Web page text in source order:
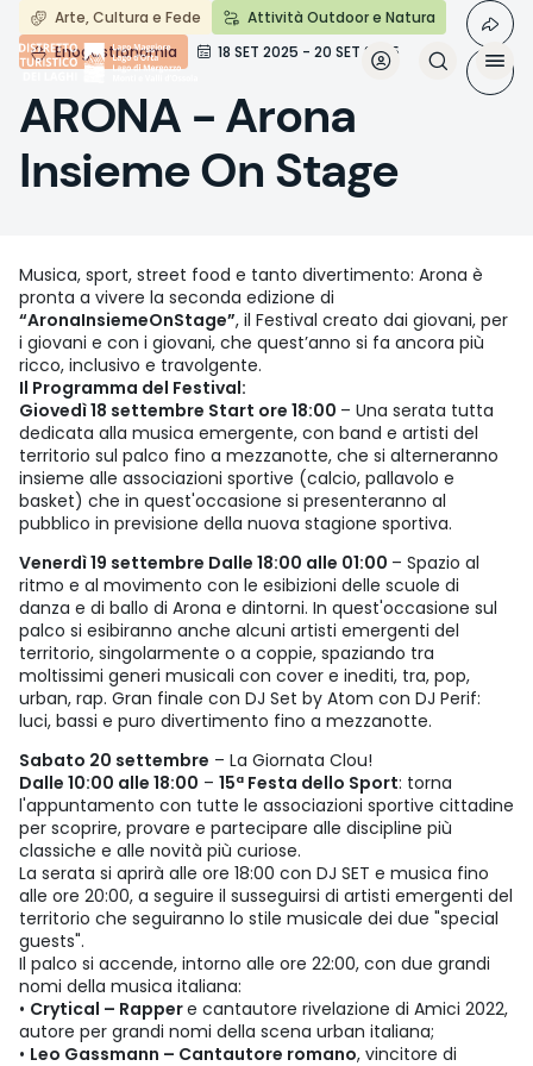
Aller
au
contenu
Arte, Cultura e Fede
Attività Outdoor e Natura
Enogastronomia
18 SET 2025 - 20 SET 2025
ARONA - Arona
Insieme On Stage
Musica, sport, street food e tanto divertimento: Arona è
pronta a vivere la seconda edizione di
“AronaInsiemeOnStage”, il Festival creato dai giovani, per
i giovani e con i giovani, che quest’anno si fa ancora più
ricco, inclusivo e travolgente.
Il Programma del Festival:
Giovedì 18 settembre Start ore 18:00 – Una serata tutta
dedicata alla musica emergente, con band e artisti del
territorio sul palco fino a mezzanotte, che si alterneranno
insieme alle associazioni sportive (calcio, pallavolo e
basket) che in quest'occasione si presenteranno al
pubblico in previsione della nuova stagione sportiva.
Venerdì 19 settembre Dalle 18:00 alle 01:00 – Spazio al
ritmo e al movimento con le esibizioni delle scuole di
danza e di ballo di Arona e dintorni. In quest'occasione sul
palco si esibiranno anche alcuni artisti emergenti del
territorio, singolarmente o a coppie, spaziando tra
moltissimi generi musicali con cover e inediti, tra, pop,
urban, rap. Gran finale con DJ Set by Atom con DJ Perif:
luci, bassi e puro divertimento fino a mezzanotte.
Sabato 20 settembre – La Giornata Clou!
Dalle 10:00 alle 18:00 – 15ª Festa dello Sport: torna
l'appuntamento con tutte le associazioni sportive cittadine
per scoprire, provare e partecipare alle discipline più
classiche e alle novità più curiose.
La serata si aprirà alle ore 18:00 con DJ SET e musica fino
alle ore 20:00, a seguire il susseguirsi di artisti emergenti del
territorio che seguiranno lo stile musicale dei due "special
guests".
Il palco si accende, intorno alle ore 22:00, con due grandi
nomi della musica italiana:
• Crytical – Rappere cantautore rivelazione di Amici 2022,
autore per grandi nomi della scena urban italiana;
• Leo Gassmann – Cantautore romano, vincitore di